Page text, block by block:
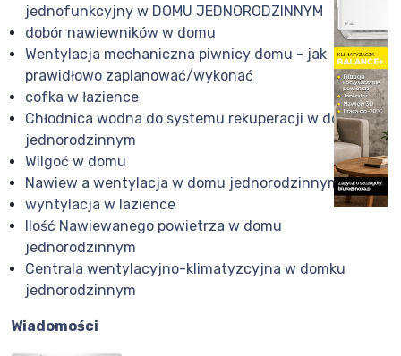
jednofunkcyjny w DOMU JEDNORODZINNYM
dobór nawiewników w domu
Wentylacja mechaniczna piwnicy domu - jak
prawidłowo zaplanować/wykonać
cofka w łazience
Chłodnica wodna do systemu rekuperacji w domu
jednorodzinnym
Wilgoć w domu
Nawiew a wentylacja w domu jednorodzinnym.
wyntylacja w lazience
Ilość Nawiewanego powietrza w domu
jednorodzinnym
Centrala wentylacyjno-klimatyzcyjna w domku
jednorodzinnym
Wiadomości